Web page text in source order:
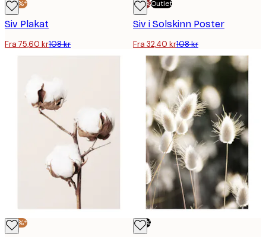
-30%*
Siv Plakat
Fra 75,60 kr108 kr
-70%Outlet
Siv i Solskinn Poster
Fra 32,40 kr108 kr
-30%* -70%